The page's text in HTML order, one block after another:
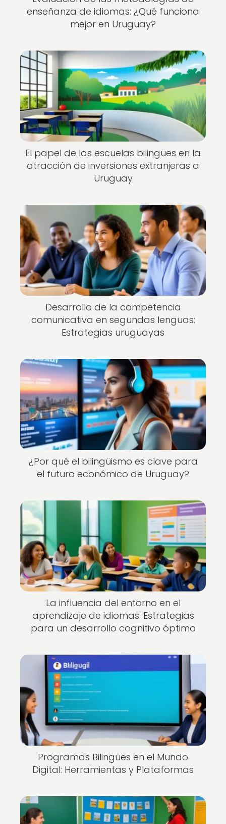
enseñanza de idiomas: ¿Qué funciona
mejor en Uruguay?
El papel de las escuelas bilingües en la
atracción de inversiones extranjeras a
Uruguay
Desarrollo de la competencia
comunicativa en segundas lenguas:
Estrategias uruguayas
¿Por qué el bilingüismo es clave para
el futuro económico de Uruguay?
La influencia del entorno en el
aprendizaje de idiomas: Estrategias
para un desarrollo cognitivo óptimo
Programas Bilingües en el Mundo
Digital: Herramientas y Plataformas